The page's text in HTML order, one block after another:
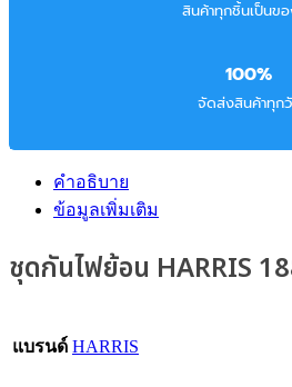
สินค้าทุกชิ้นเป็นข
100%
จัดส่งสินค้าทุก
คำอธิบาย
ข้อมูลเพิ่มเติม
ชุดกันไฟย้อน HARRIS
แบรนด์ HARRIS